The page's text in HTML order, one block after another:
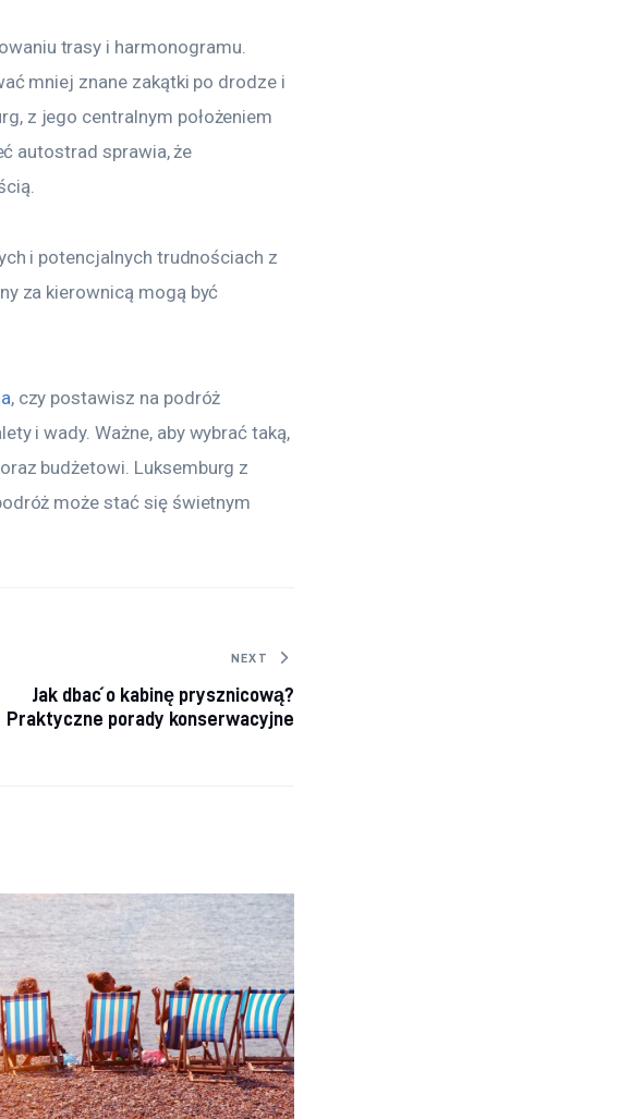
trasy i harmonogramu.
mniej znane zakątki po drodze i
z jego centralnym położeniem
autostrad sprawia, że
i potencjalnych trudnościach z
za kierownicą mogą być
, czy postawisz na podróż
i wady. Ważne, aby wybrać taką,
budżetowi. Luksemburg z
może stać się świetnym
NEXT
Jak dbać o kabinę prysznicową?
Praktyczne porady konserwacyjne